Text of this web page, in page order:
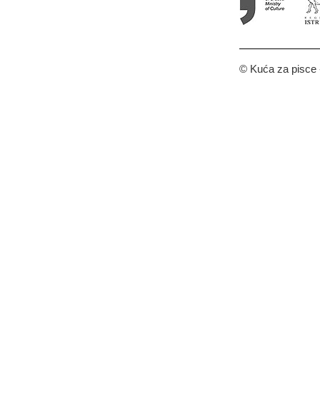
© Kuća za pisce